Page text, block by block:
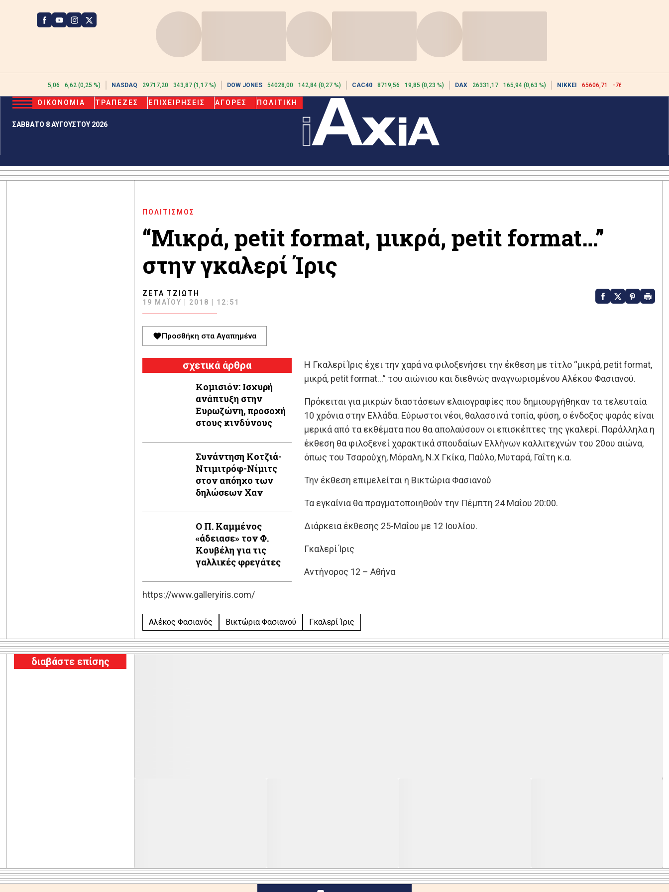
2615,06 6,62 (0,25 %) NASDAQ 29717,20 343,87 (1,17 %) DOW JONES 54028,00 142,84 (0,27 %) CAC40 8719,56 19,85 (0,23 %) DAX 26331,17 165,94 (0,63 %) NIKKEI 65606,71 -76,55 (-0,12 %)
ΣΑΒΒΑΤΟ 8 ΑΥΓΟΥΣΤΟΥ 2026
ΟΙΚΟΝΟΜΙΑ ΤΡΑΠΕΖΕΣ ΕΠΙΧΕΙΡΗΣΕΙΣ ΑΓΟΡΕΣ ΠΟΛΙΤΙΚΗ
ΠΟΛΙΤΙΣΜΟΣ
“Μικρά, petit format, μικρά, petit format…”
στην γκαλερί Ίρις
ΖΈΤΑ ΤΖΙΏΤΗ
19 ΜΑΪ́ΟΥ | 2018 | 12:51
Προσθήκη στα Αγαπημένα
σχετικά άρθρα
Κομισιόν: Ισχυρή
ανάπτυξη στην
Ευρωζώνη, προσοχή
στους κινδύνους
Συνάντηση Κοτζιά-
Ντιμιτρόφ-Νίμιτς
στον απόηχο των
δηλώσεων Χαν
Ο Π. Καμμένος
«άδειασε» τον Φ.
Κουβέλη για τις
γαλλικές φρεγάτες
Η Γκαλερί Ίρις έχει την χαρά να φιλοξενήσει την έκθεση με τίτλο “μικρά, petit format,
μικρά, petit format…” του αιώνιου και διεθνώς αναγνωρισμένου Αλέκου Φασιανού.
Πρόκειται για μικρών διαστάσεων ελαιογραφίες που δημιουργήθηκαν τα τελευταία
10 χρόνια στην Ελλάδα. Εύρωστοι νέοι, θαλασσινά τοπία, φύση, ο ένδοξος ψαράς είναι
μερικά από τα εκθέματα που θα απολαύσουν οι επισκέπτες της γκαλερί. Παράλληλα η
έκθεση θα φιλοξενεί χαρακτικά σπουδαίων Ελλήνων καλλιτεχνών του 20ου αιώνα,
όπως του Τσαρούχη, Μόραλη, Ν.Χ Γκίκα, Παύλο, Μυταρά, Γαΐτη κ.α.
Την έκθεση επιμελείται η Βικτώρια Φασιανού
Τα εγκαίνια θα πραγματοποιηθούν την Πέμπτη 24 Μαΐου 20:00.
Διάρκεια έκθεσης 25-Μαΐου με 12 Ιουλίου.
Γκαλερί Ίρις
Αντήνορος 12 – Αθήνα
https://www.galleryiris.com/
Αλέκος Φασιανός Βικτώρια Φασιανού Γκαλερί Ίρις
διαβάστε επίσης